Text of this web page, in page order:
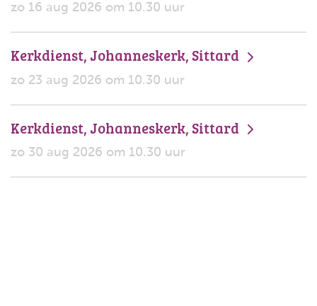
zo 16 aug 2026 om 10.30 uur
Kerkdienst, Johanneskerk, Sittard
zo 23 aug 2026 om 10.30 uur
Kerkdienst, Johanneskerk, Sittard
zo 30 aug 2026 om 10.30 uur